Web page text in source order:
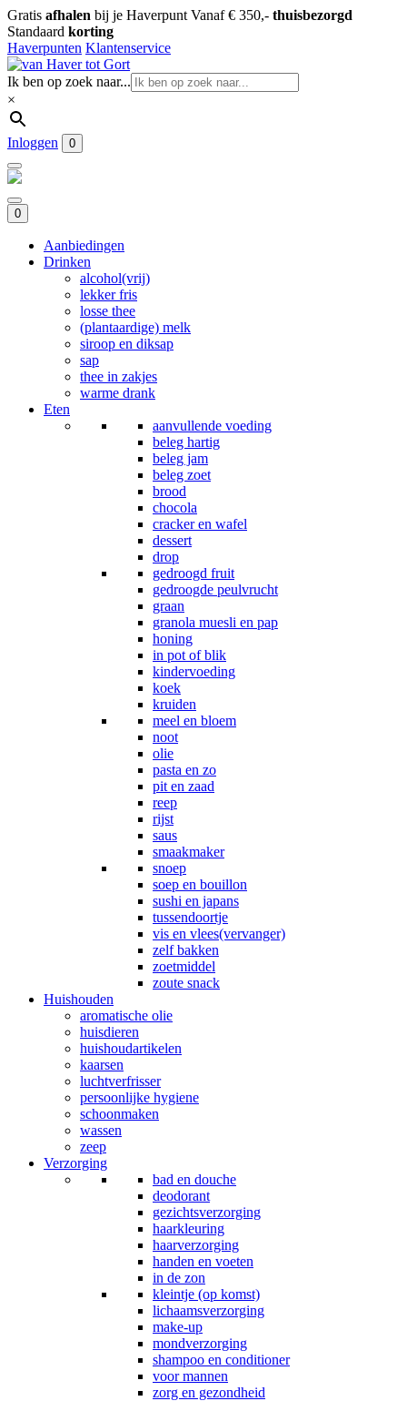
Gratis afhalen bij je Haverpunt Vanaf € 350,- thuisbezorgd
Standaard korting
Haverpunten Klantenservice
Ik ben op zoek naar...
×
Inloggen 0
0
Aanbiedingen
Drinken
alcohol(vrij)
lekker fris
losse thee
(plantaardige) melk
siroop en diksap
sap
thee in zakjes
warme drank
Eten
aanvullende voeding
beleg hartig
beleg jam
beleg zoet
brood
chocola
cracker en wafel
dessert
drop
gedroogd fruit
gedroogde peulvrucht
graan
granola muesli en pap
honing
in pot of blik
kindervoeding
koek
kruiden
meel en bloem
noot
olie
pasta en zo
pit en zaad
reep
rijst
saus
smaakmaker
snoep
soep en bouillon
sushi en japans
tussendoortje
vis en vlees(vervanger)
zelf bakken
zoetmiddel
zoute snack
Huishouden
aromatische olie
huisdieren
huishoudartikelen
kaarsen
luchtverfrisser
persoonlijke hygiene
schoonmaken
wassen
zeep
Verzorging
bad en douche
deodorant
gezichtsverzorging
haarkleuring
haarverzorging
handen en voeten
in de zon
kleintje (op komst)
lichaamsverzorging
make-up
mondverzorging
shampoo en conditioner
voor mannen
zorg en gezondheid